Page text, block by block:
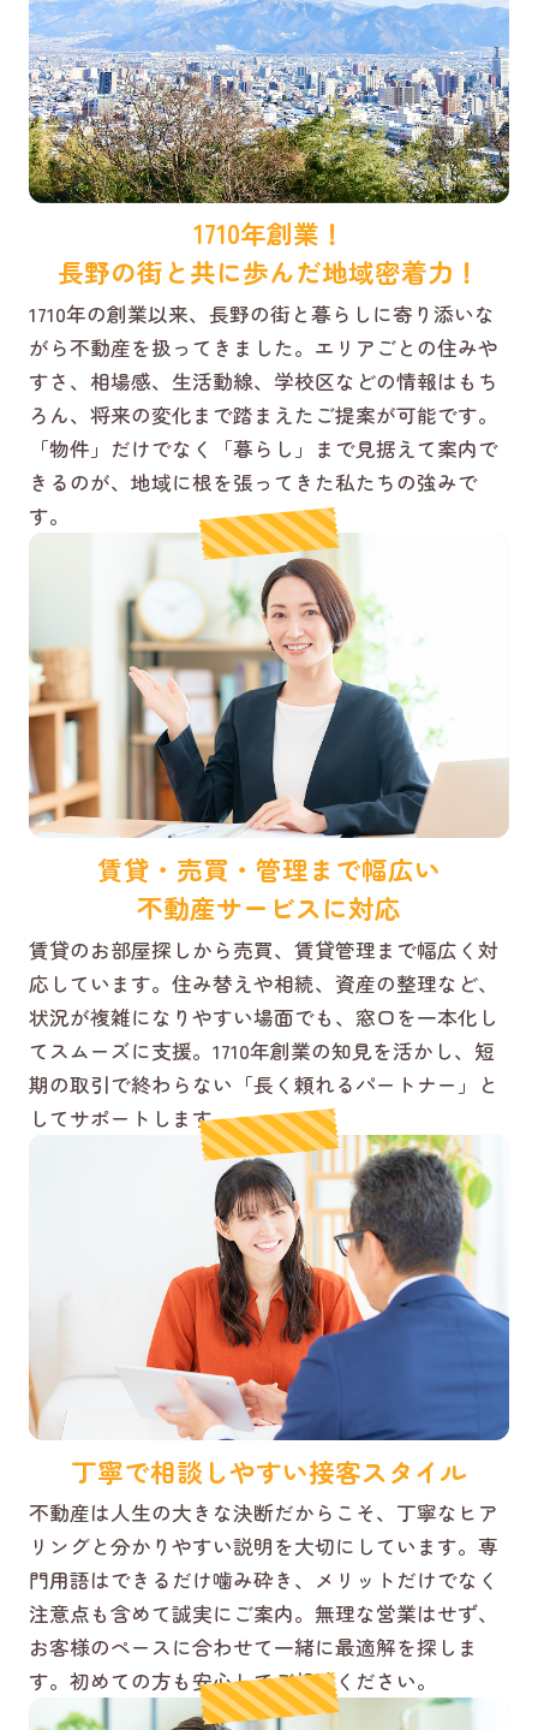
1710年創業！
長野の街と共に歩んだ地域密着力！
1710年の創業以来、長野の街と暮らしに寄り添いな
がら不動産を扱ってきました。エリアごとの住みや
すさ、相場感、生活動線、学校区などの情報はもち
ろん、将来の変化まで踏まえたご提案が可能です。
「物件」だけでなく「暮らし」まで見据えて案内で
きるのが、地域に根を張ってきた私たちの強みで
す。
賃貸・売買・管理まで幅広い
不動産サービスに対応
賃貸のお部屋探しから売買、賃貸管理まで幅広く対
応しています。住み替えや相続、資産の整理など、
状況が複雑になりやすい場面でも、窓口を一本化し
てスムーズに支援。1710年創業の知見を活かし、短
期の取引で終わらない「長く頼れるパートナー」と
してサポートします。
丁寧で相談しやすい接客スタイル
不動産は人生の大きな決断だからこそ、丁寧なヒア
リングと分かりやすい説明を大切にしています。専
門用語はできるだけ噛み砕き、メリットだけでなく
注意点も含めて誠実にご案内。無理な営業はせず、
お客様のペースに合わせて一緒に最適解を探しま
す。初めての方も安心してご相談ください。